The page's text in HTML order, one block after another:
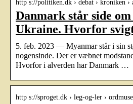
http s://politiken.dk › debat › kroniken ›
Danmark står side om
Ukraine. Hvorfor
5. feb. 2023 — Myanmar står i sin
nogensinde. Der er væbnet
Hvorfor i alverden har Danmark …
http s://sproget.dk › leg-og-ler ›